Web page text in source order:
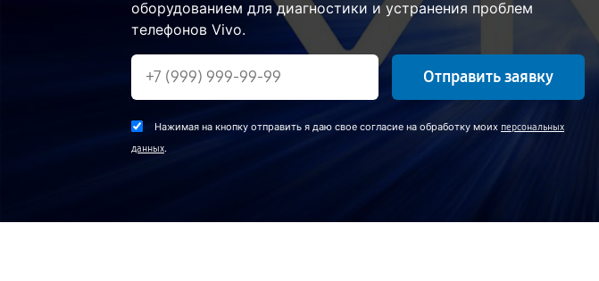
оборудованием для диагностики и устранения проблем
телефонов Vivo.
Отправить заявку
Нажимая на кнопку отправить я даю свое согласие на обработку моих персональных
данных.